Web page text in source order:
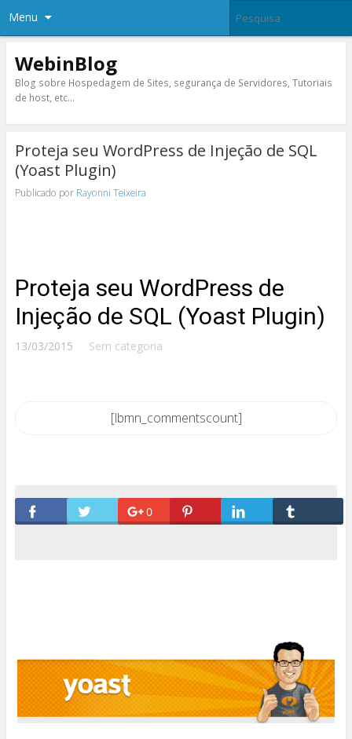
Menu
WebinBlog
Blog sobre Hospedagem de Sites, segurança de Servidores, Tutoriais
de host, etc…
Proteja seu WordPress de Injeção de SQL
(Yoast Plugin)
Publicado por Rayonni Teixeira
Proteja seu WordPress de
Injeção de SQL (Yoast Plugin)
13/03/2015 Sem categoria
[lbmn_commentscount]
0